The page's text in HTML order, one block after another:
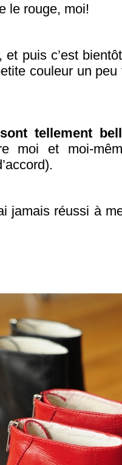
le rouge, moi!
et puis c’est
couleur un peu
tellement
moi et moi-
jamais réussi à